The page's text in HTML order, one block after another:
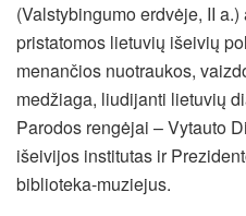
(Valstybingumo erdvėje, II
pristatomos lietuvių išeivių
menančios nuotraukos,
medžiaga, liudijanti lietuvių
Parodos rengėjai – Vytauto
išeivijos institutas ir
biblioteka-muziejus.